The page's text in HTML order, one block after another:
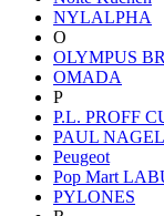
NYLALPHA
O
OLYMPUS
OMADA
P
P.L. PROFF
PAUL NAGEL
Peugeot
Pop Mart
PYLONES